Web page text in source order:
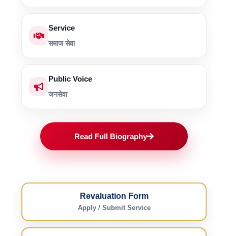
Service
समाज सेवा
Public Voice
जनसेवा
Read Full Biography
Revaluation Form
Apply / Submit Service